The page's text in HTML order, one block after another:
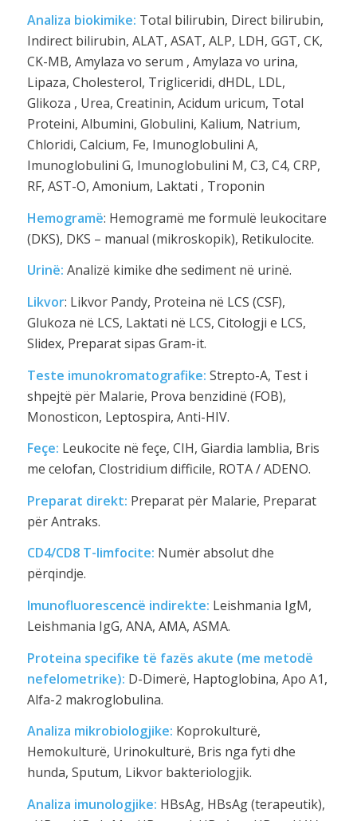
Analiza biokimike: Total bilirubin, Direct bilirubin,
Indirect bilirubin, ALAT, ASAT, ALP, LDH, GGT, CK,
CK-MB, Amylaza vo serum , Amylaza vo urina,
Lipaza, Cholesterol, Trigliceridi, dHDL, LDL,
Glikoza , Urea, Creatinin, Acidum uricum, Total
Proteini, Albumini, Globulini, Kalium, Natrium,
Chloridi, Calcium, Fe, Imunoglobulini A,
Imunoglobulini G, Imunoglobulini M, C3, C4, CRP,
RF, AST-O, Amonium, Laktati , Troponin
Hemogramë: Hemogramë me formulë leukocitare
(DKS), DKS – manual (mikroskopik), Retikulocite.
Urinë: Analizë kimike dhe sediment në urinë.
Likvor: Likvor Pandy, Proteina në LCS (CSF),
Glukoza në LCS, Laktati në LCS, Citologji e LCS,
Slidex, Preparat sipas Gram-it.
Teste imunokromatografike: Strepto-A, Test i
shpejtë për Malarie, Prova benzidinë (FOB),
Monosticon, Leptospira, Anti-HIV.
Feçe: Leukocite në feçe, CIH, Giardia lamblia, Bris
me celofan, Clostridium difficile, ROTA / ADENO.
Preparat direkt: Preparat për Malarie, Preparat
për Antraks.
CD4/CD8 T-limfocite: Numër absolut dhe
përqindje.
Imunofluorescencë indirekte: Leishmania IgM,
Leishmania IgG, ANA, AMA, ASMA.
Proteina specifike të fazës akute (me metodë
nefelometrike): D-Dimerë, Haptoglobina, Apo A1,
Alfa-2 makroglobulina.
Analiza mikrobiologjike: Koprokulturë,
Hemokulturë, Urinokulturë, Bris nga fyti dhe
hunda, Sputum, Likvor bakteriologjik.
Analiza imunologjike: HBsAg, HBsAg (terapeutik),